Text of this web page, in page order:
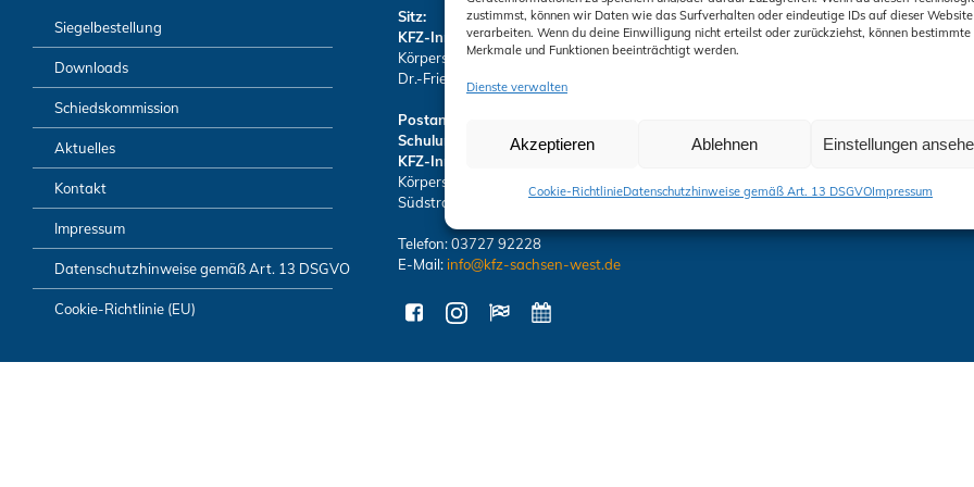
zustimmst, können wir Daten wie das Surfverhalten oder eindeutige IDs auf dieser Website
verarbeiten. Wenn du deine Einwilligung nicht erteilst oder zurückziehst, können bestimmte
Merkmale und Funktionen beeinträchtigt werden.
Dienste verwalten
Akzeptieren Ablehnen Einstellungen
Cookie-RichtlinieDatenschutzhinweise gemäß Art. 13 DSGVOImpressum
Siegelbestellung
Downloads
Schiedskommission
Aktuelles
Kontakt
Impressum
Datenschutzhinweise gemäß Art. 13 DSGVO
Cookie-Richtlinie (EU)
Sitz:
KFZ-Innung Sachsen West / Chemnitz
Körperschaft des öffentlichen Rechts
Dr.-Friedrichs-Ring 8
08056 Zwickau
Postanschrift / Geschäftsstelle /
Schulungszentrum:
KFZ-Innung Sachsen West / Chemnitz
Körperschaft des öffentlichen Rechts
Südstraße 6 / 09648 Altmittweida
Telefon: 03727 92228
E-Mail: info@kfz-sachsen-west.de